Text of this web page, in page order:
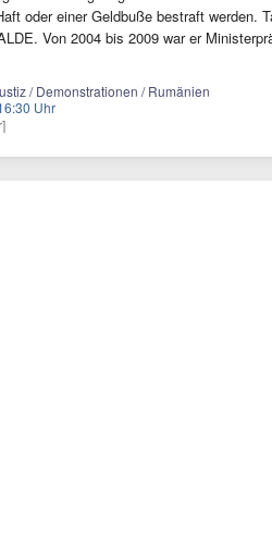
oder einer Geldbuße bestraft werden.
Von 2004 bis 2009 war er
/ Demonstrationen / Rumänien
Uhr